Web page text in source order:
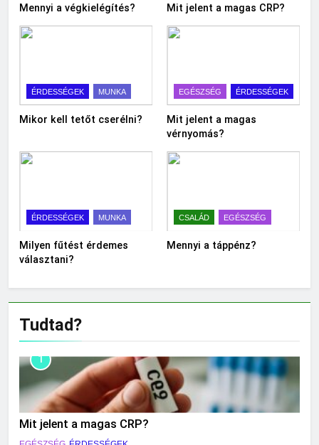
Mennyi a végkielégítés? Mit jelent a magas CRP?
ÉRDESSÉGEK MUNKA
Mikor kell tetőt cserélni?
EGÉSZSÉG ÉRDESSÉGEK
Mit jelent a magas
vérnyomás?
ÉRDESSÉGEK MUNKA
Milyen fűtést érdemes
választani?
CSALÁD EGÉSZSÉG
Mennyi a táppénz?
Tudtad?
1
Mit jelent a magas CRP?